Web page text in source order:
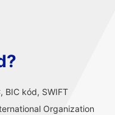
BIC kód, SWIFT
Organization